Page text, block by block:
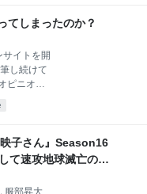
ンプ』連
ぎる当時
──お二人
大石先生
大きな
賞者と撮
先生をダ
まったの
てしまったのか？
イトを開
し続けて
ピニオン
の任天堂
ッパの
わせて読み
イクが正式
2026年
子さん』Season16
て速攻地球滅亡の危
服部昇大